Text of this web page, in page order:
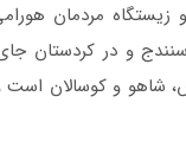
شاهو و كوسالان